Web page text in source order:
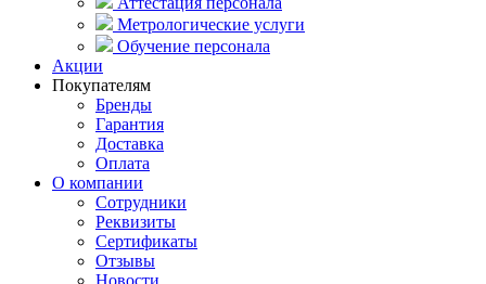
Метрологические услуги
Обучение персонала
Акции
Покупателям
Бренды
Гарантия
Доставка
Оплата
О компании
Сотрудники
Реквизиты
Сертификаты
Отзывы
Новости